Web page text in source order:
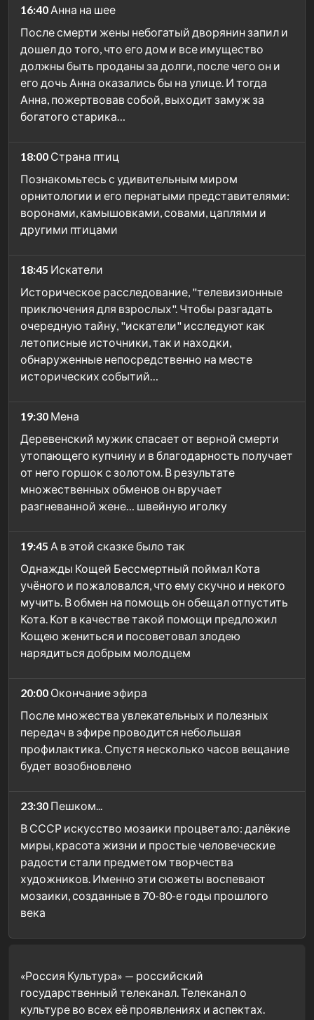
16:40 Анна на шее
После смерти жены небогатый дворянин запил и
дошел до того, что его дом и все имущество
должны быть проданы за долги, после чего он и
его дочь Анна оказались бы на улице. И тогда
Анна, пожертвовав собой, выходит замуж за
богатого старика…
18:00 Страна птиц
Познакомьтесь с удивительным миром
орнитологии и его пернатыми представителями:
воронами, камышовками, совами, цаплями и
другими птицами
18:45 Искатели
Историческое расследование, "телевизионные
приключения для взрослых". Чтобы разгадать
очередную тайну, "искатели" исследуют как
летописные источники, так и находки,
обнаруженные непосредственно на месте
исторических событий…
19:30 Мена
Деревенский мужик спасает от верной смерти
утопающего купчину и в благодарность получает
от него горшок с золотом. В результате
множественных обменов он вручает
разгневанной жене… швейную иголку
19:45 А в этой сказке было так
Однажды Кощей Бессмертный поймал Кота
учёного и пожаловался, что ему скучно и некого
мучить. В обмен на помощь он обещал отпустить
Кота. Кот в качестве такой помощи предложил
Кощею жениться и посоветовал злодею
нарядиться добрым молодцем
20:00 Окончание эфира
После множества увлекательных и полезных
передач в эфире проводится небольшая
профилактика. Спустя несколько часов вещание
будет возобновлено
23:30 Пешком...
В СССР искусство мозаики процветало: далёкие
миры, красота жизни и простые человеческие
радости стали предметом творчества
художников. Именно эти сюжеты воспевают
мозаики, созданные в 70-80-е годы прошлого
века
«Россия Культура» — российский
государственный телеканал. Телеканал о
культуре во всех её проявлениях и аспектах.